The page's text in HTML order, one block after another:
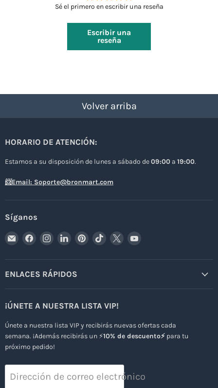
Sé el primero en escribir una reseña
Escribir una
reseña
Volver arriba
HORARIO DE ATENCIÓN:
Estamos a su disposición de lunes a sábado de09:00 a 19:00.
📨Email: Soporte@bronmart.com
Síganos
Encuéntrenos
Correo
electrónico
Encuéntrenos
Facebook
Encuéntrenos
Instagram
Encuéntrenos
LinkedIn
Encuéntrenos
Pinterest
Encuéntrenos
TikTok
Encuéntrenos
X
Encuéntrenos
YouTube
ENLACES RÁPIDOS
¡ÚNETE A NUESTRA LISTA VIP!
Únete a nuestra lista VIP y recibirás nuevas ofertas cada
semana. ¡Además recibirás un ⚡10% de descuento⚡ para tu
próximo pedido!
Dirección de correo electrónico